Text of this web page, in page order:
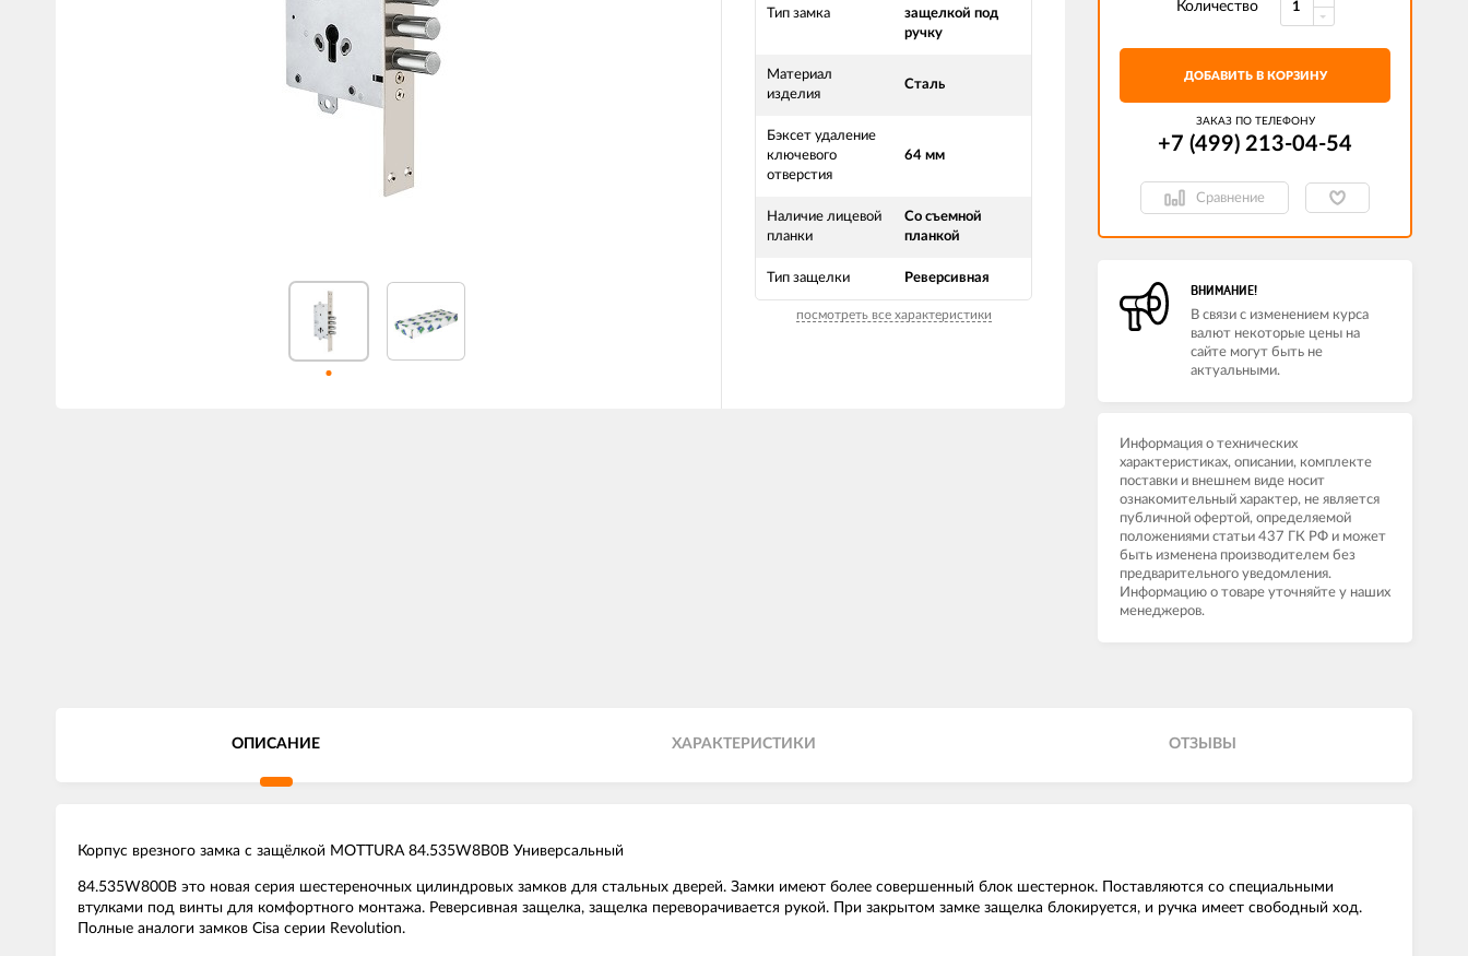
Тип замка
защелкой под
ручку
Материал
изделия
Сталь
Бэксет удаление
ключевого
отверстия
64 мм
Наличие лицевой
планки
Со съемной
планкой
Тип защелки Реверсивная
посмотреть все характеристики
Количество
ДОБАВИТЬ В КОРЗИНУ
ЗАКАЗ ПО ТЕЛЕФОНУ
+7 (499) 213-04-54​
Сравнение
ВНИМАНИЕ!
В связи с изменением курса
валют некоторые цены на
сайте могут быть не
актуальными.
Информация о технических
характеристиках, описании, комплекте
поставки и внешнем виде носит
ознакомительный характер, не является
публичной офертой, определяемой
положениями статьи 437 ГК РФ и может
быть изменена производителем без
предварительного уведомления.
Информацию о товаре уточняйте у наших
менеджеров.
ОПИСАНИЕ ХАРАКТЕРИСТИКИ ОТЗЫВЫ
Корпус врезного замка с защёлкой MOTTURA 84.535W8B0B Универсальный
84.535W800B это новая серия шестереночных цилиндровых замков для стальных дверей. Замки имеют более совершенный блок шестернок. Поставляются со специальными
втулками под винты для комфортного монтажа. Реверсивная защелка, защелка переворачивается рукой. При закрытом замке защелка блокируется, и ручка имеет свободный ход.
Полные аналоги замков Cisa серии Revolution.